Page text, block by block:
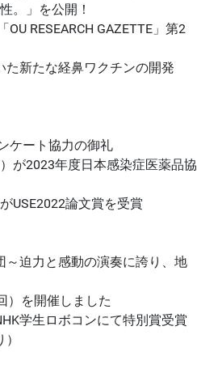
。」を公開！
RESEARCH GAZETTE」第2
た新たな経鼻ワクチンの開発
ケート協力の御礼
が2023年度日本感染症医薬品協
USE2022論文賞を受賞
～迫力と感動の演奏に誇り、地
）を開催しました
学生ロボコンにて特別賞受賞